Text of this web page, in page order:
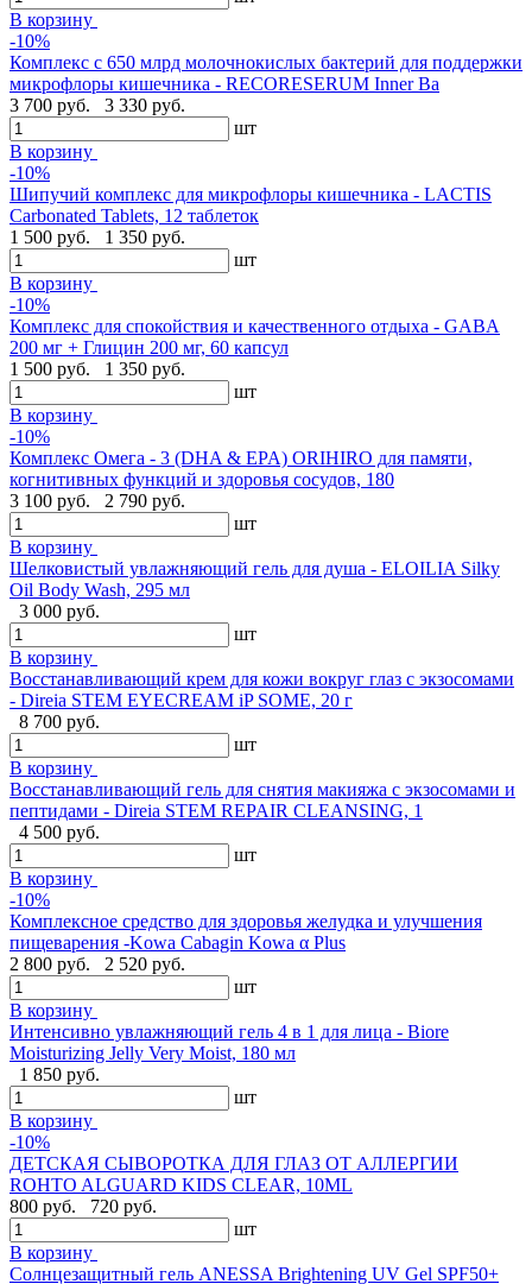
В корзину
-10%
Комплекс с 650 млрд молочнокислых бактерий для поддержки
микрофлоры кишечника - RECORESERUM Inner Ba
3 700 руб.
3 330 руб.
шт
В корзину
-10%
Шипучий комплекс для микрофлоры кишечника - LACTIS
Carbonated Tablets, 12 таблеток
1 500 руб.
1 350 руб.
шт
В корзину
-10%
Комплекс для спокойствия и качественного отдыха - GABA
200 мг + Глицин 200 мг, 60 капсул
1 500 руб.
1 350 руб.
шт
В корзину
-10%
Комплекс Омега - 3 (DHA & EPA) ORIHIRO для памяти,
когнитивных функций и здоровья сосудов, 180
3 100 руб.
2 790 руб.
шт
В корзину
Шелковистый увлажняющий гель для душа - ELOILIA Silky
Oil Body Wash, 295 мл
3 000 руб.
шт
В корзину
Восстанавливающий крем для кожи вокруг глаз с экзосомами
- Direia STEM EYECREAM iP SOME, 20 г
8 700 руб.
шт
В корзину
Восстанавливающий гель для снятия макияжа с экзосомами и
пептидами - Direia STEM REPAIR CLEANSING, 1
4 500 руб.
шт
В корзину
-10%
Комплексное средство для здоровья желудка и улучшения
пищеварения -Kowa Cabagin Kowa α Plus
2 800 руб.
2 520 руб.
шт
В корзину
Интенсивно увлажняющий гель 4 в 1 для лица - Biore
Moisturizing Jelly Very Moist, 180 мл
1 850 руб.
шт
В корзину
-10%
ДЕТСКАЯ СЫВОРОТКА ДЛЯ ГЛАЗ ОТ АЛЛЕРГИИ
ROHTO ALGUARD KIDS CLEAR, 10ML
800 руб.
720 руб.
шт
В корзину
Солнцезащитный гель ANESSA Brightening UV Gel SPF50+